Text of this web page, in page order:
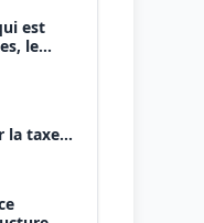
est
le
la taxe